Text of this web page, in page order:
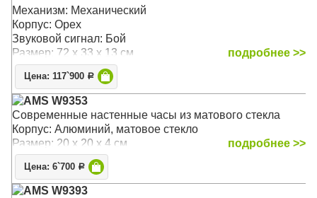
Механизм: Механический
Корпус: Орех
Звуковой сигнал: Бой
Размер: 72 х 33 х 13 см
подробнее >>
Цена: 117`900 Р
AMS W9353
Современные настенные часы из матового стекла
Корпус: Алюминий, матовое стекло
Размер: 20 х 20 х 4 см
подробнее >>
Цена: 6`700 Р
AMS W9393